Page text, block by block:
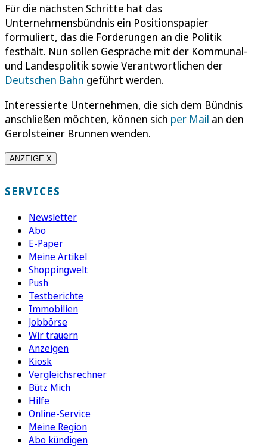
Für die nächsten Schritte hat das
Unternehmensbündnis ein Positionspapier
formuliert, das die Forderungen an die Politik
festhält. Nun sollen Gespräche mit der Kommunal-
und Landespolitik sowie Verantwortlichen der
Deutschen Bahn geführt werden.
Interessierte Unternehmen, die sich dem Bündnis
anschließen möchten, können sich per Mail an den
Gerolsteiner Brunnen wenden.
ANZEIGE X
SERVICES
Newsletter
Abo
E-Paper
Meine Artikel
Shoppingwelt
Push
Testberichte
Immobilien
Jobbörse
Wir trauern
Anzeigen
Kiosk
Vergleichsrechner
Bütz Mich
Hilfe
Online-Service
Meine Region
Abo kündigen